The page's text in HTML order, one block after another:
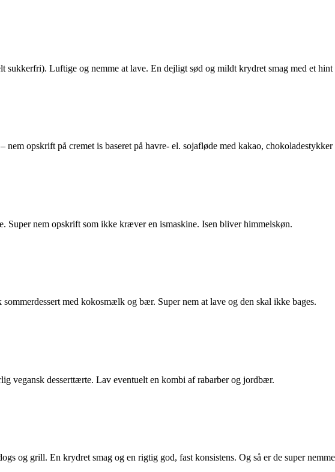
Luftige og nemme at lave. En dejligt sød og mildt krydret smag med et
nem opskrift på cremet is baseret på havre- el. sojafløde med kakao,
Super nem opskrift som ikke kræver en ismaskine. Isen bliver himmelskøn.
med kokosmælk og bær. Super nem at lave og den skal ikke bages.
vegansk desserttærte. Lav eventuelt en kombi af rabarber og jordbær.
og grill. En krydret smag og en rigtig god, fast konsistens. Og så er de super